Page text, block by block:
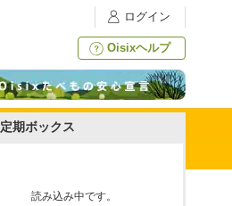
ログイン
Oisixヘルプ
定期ボックス
読み込み中です。